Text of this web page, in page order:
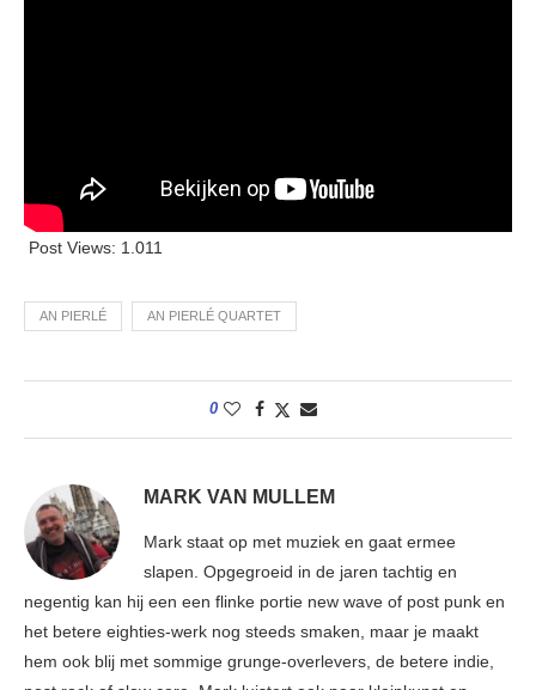
Post Views: 1.011
AN PIERLÉ AN PIERLÉ QUARTET
0
MARK VAN MULLEM
Mark staat op met muziek en gaat ermee
slapen. Opgegroeid in de jaren tachtig en
negentig kan hij een een flinke portie new wave of post punk en
het betere eighties-werk nog steeds smaken, maar je maakt
hem ook blij met sommige grunge-overlevers, de betere indie,